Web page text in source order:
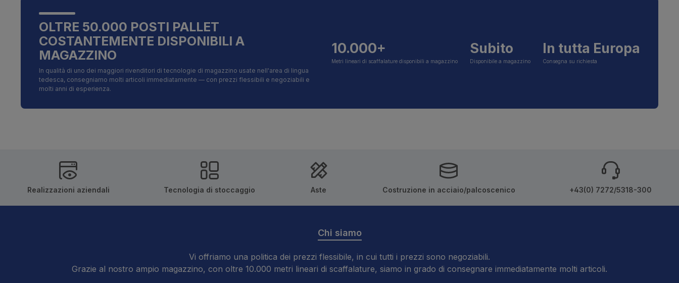
OLTRE 50.000 POSTI PALLET
COSTANTEMENTE DISPONIBILI A
MAGAZZINO
In qualità di uno dei maggiori rivenditori di tecnologie di magazzino usate nell'area di lingua
tedesca, consegniamo molti articoli immediatamente — con prezzi flessibili e negoziabili e
molti anni di esperienza.
10.000+
Metri lineari di scaffalature disponibili a magazzino
Subito
Disponibile a magazzino
In tutta Europa
Consegna su richiesta
Realizzazioni aziendali Tecnologia di stoccaggio Aste Costruzione in acciaio/palcoscenico +43(0) 7272/5318-300
Chi siamo
Vi offriamo una politica dei prezzi flessibile, in cui tutti i prezzi sono negoziabili.
Grazie al nostro ampio magazzino, con oltre 10.000 metri lineari di scaffalature, siamo in grado di consegnare immediatamente molti articoli.